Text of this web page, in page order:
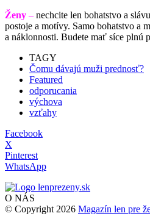
Ženy – nechcite len bohatstvo a
postoje a motívy. Samo bohatstvo a
a náklonnosti. Budete mať síce plnú
TAGY
Čomu dávajú muži prednosť?
Featured
odporucania
výchova
vzťahy
Facebook
X
Pinterest
WhatsApp
O NÁS
© Copyright 2026 Magazín len pre